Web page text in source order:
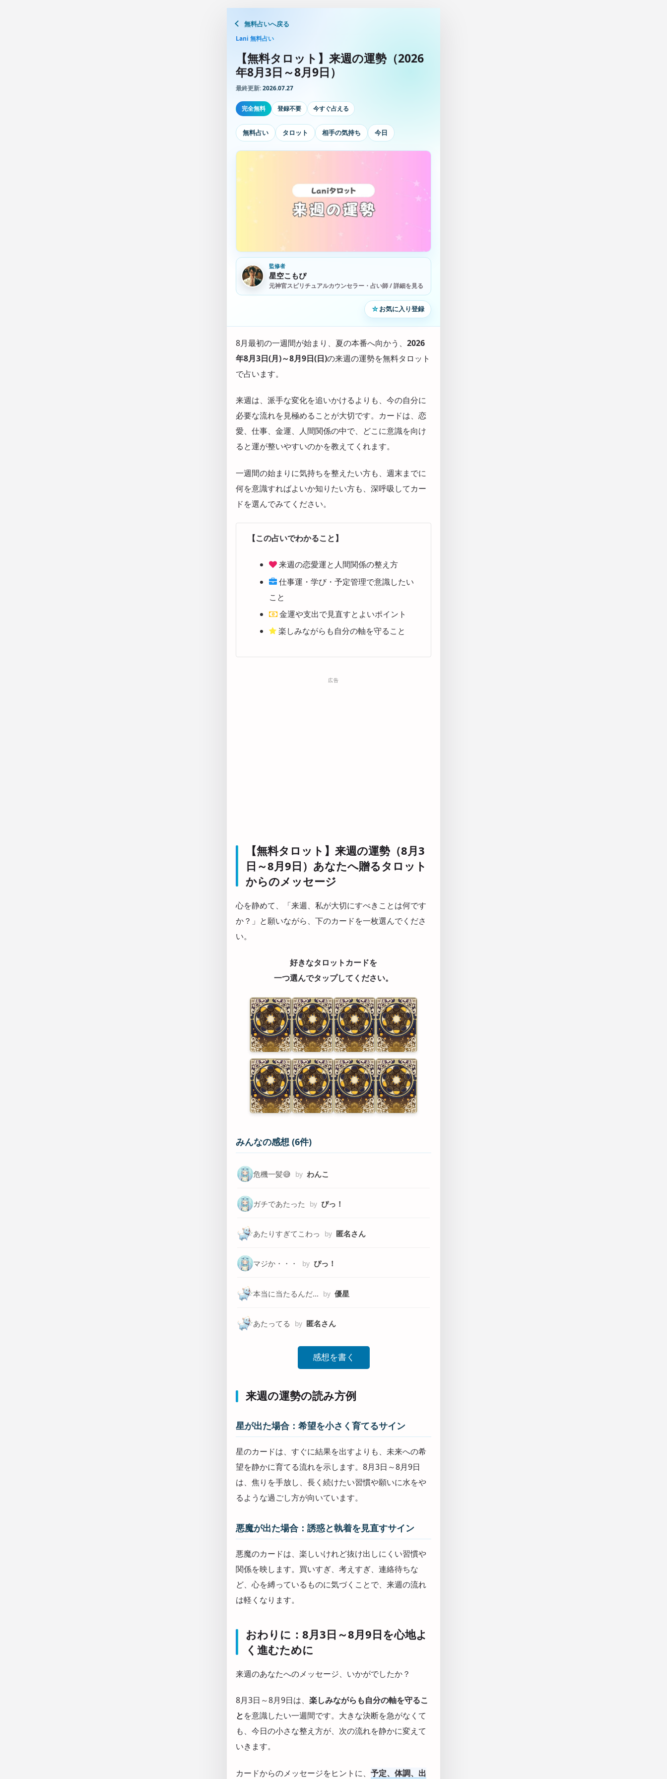
無料占いへ戻る
Lani 無料占い
【無料タロット】来週の運勢（2026
年8月3日～8月9日）
最終更新:2026.07.27
完全無料 登録不要 今すぐ占える
無料占い タロット 相手の気持ち 今日
監修者
星空こもぴ
元神官スピリチュアルカウンセラー・占い師 / 詳細を見る
☆お気に入り登録
8月最初の一週間が始まり、夏の本番へ向かう、 2026
年8月3日(月)～8月9日(日)の来週の運勢を無料タロット
で占います。
来週は、派手な変化を追いかけるよりも、今の自分に
必要な流れを見極めることが大切です。カードは、恋
愛、仕事、金運、人間関係の中で、どこに意識を向け
ると運が整いやすいのかを教えてくれます。
一週間の始まりに気持ちを整えたい方も、週末までに
何を意識すればよいか知りたい方も、深呼吸してカー
ドを選んでみてください。
【この占いでわかること】
来週の恋愛運と人間関係の整え方
仕事運・学び・予定管理で意識したい
こと
金運や支出で見直すとよいポイント
楽しみながらも自分の軸を守ること
広告
【無料タロット】来週の運勢（8月3
日～8月9日）あなたへ贈るタロット
からのメッセージ
心を静めて、「来週、私が大切にすべきことは何です
か？」と願いながら、下のカードを一枚選んでくださ
い。
好きなタロットカードを
一つ選んでタップしてください。
みんなの感想 (6件)
危機一髪😅 by わんこ
ガチであたった by ぴっ！
あたりすぎてこわっ by 匿名さん
マジか・・・ by ぴっ！
本当に当たるんだ… by 優星
あたってる by 匿名さん
感想を書く
来週の運勢の読み方例
星が出た場合：希望を小さく育てるサイン
星のカードは、すぐに結果を出すよりも、未来への希
望を静かに育てる流れを示します。8月3日～8月9日
は、焦りを手放し、長く続けたい習慣や願いに水をや
るような過ごし方が向いています。
悪魔が出た場合：誘惑と執着を見直すサイン
悪魔のカードは、楽しいけれど抜け出しにくい習慣や
関係を映します。買いすぎ、考えすぎ、連絡待ちな
ど、心を縛っているものに気づくことで、来週の流れ
は軽くなります。
おわりに：8月3日～8月9日を心地よ
く進むために
来週のあなたへのメッセージ、いかがでしたか？
8月3日～8月9日は、 楽しみながらも自分の軸を守るこ
とを意識したい一週間です。大きな決断を急がなくて
も、今日の小さな整え方が、次の流れを静かに変えて
いきます。
カードからのメッセージをヒントに、 予定、体調、出